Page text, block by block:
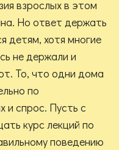
взрослых в этом
Но ответ держать
детям, хотя многие
не держали и
То, что одни дома
по
и спрос. Пусть с
курс лекций по
поведению